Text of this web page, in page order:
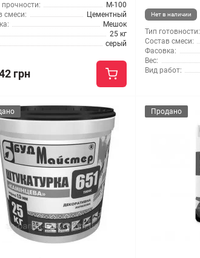
М-100
смеси:
Цементный
Мешок
25 кг
серый
грн
Нет в наличии
Тип готовности:
Состав смеси:
Фасовка:
Вес:
Вид работ:
Продано